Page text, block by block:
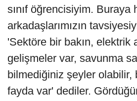
sınıf öğrencisiyim. Buraya
arkadaşlarımızın
'Sektöre bir bakın, elektrik
gelişmeler var, savunma
bilmediğiniz şeyler olabilir,
fayda var' dediler.